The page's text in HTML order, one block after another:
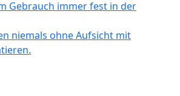
Gebrauch immer fest in der
niemals ohne Aufsicht mit